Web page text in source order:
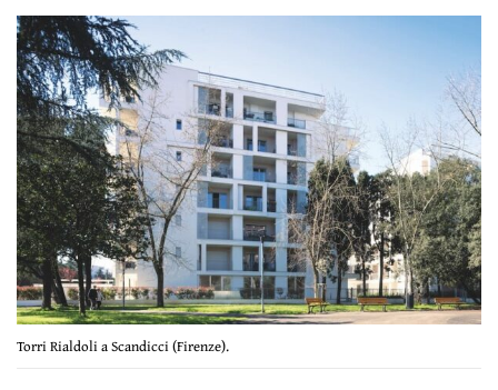
Torri Rialdoli a Scandicci (Firenze).